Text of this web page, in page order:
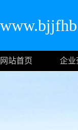
网站首页 企业